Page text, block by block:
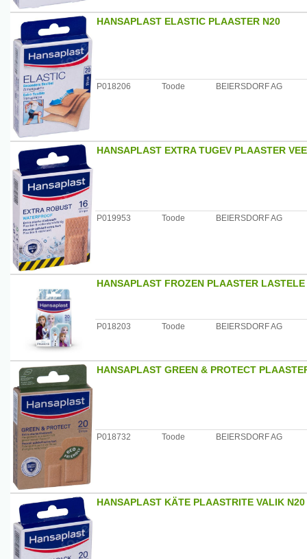
HANSAPLAST ELASTIC PLAASTER N20
P018206 Toode BEIERSDORF AG
HANSAPLAST EXTRA TUGEV PLAASTER
P019953 Toode BEIERSDORF AG
HANSAPLAST FROZEN PLAASTER LASTELE
P018203 Toode BEIERSDORF AG
HANSAPLAST GREEN & PROTECT
P018732 Toode BEIERSDORF AG
HANSAPLAST KÄTE PLAASTRITE VALIK N20